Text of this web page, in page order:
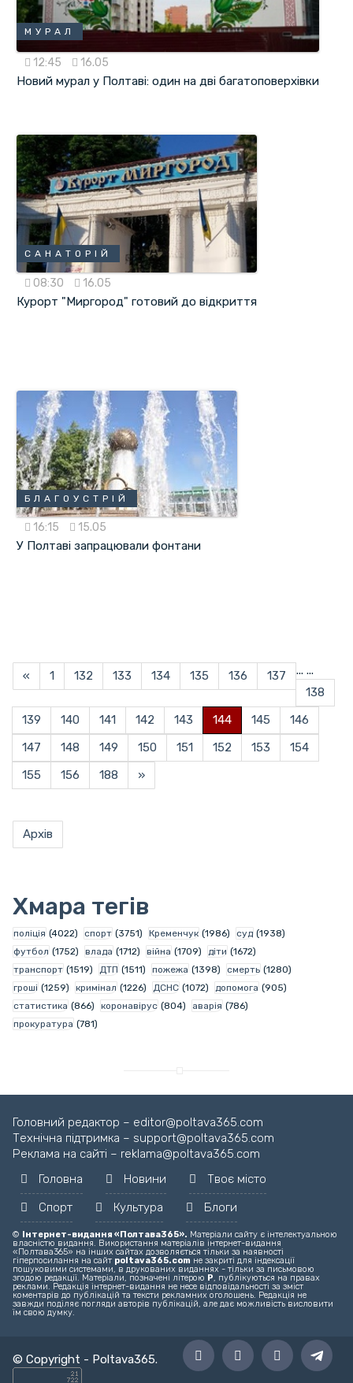
МУРАЛ
12:45 16.05
Новий мурал у Полтаві: один на дві багатоповерхівки
САНАТОРІЙ
08:30 16.05
Курорт "Миргород" готовий до відкриття
БЛАГОУСТРІЙ
16:15 15.05
У Полтаві запрацювали фонтани
« 1 ...
132 133 134 135 136
137
138
139
140 141 142 143 144 145
146
147
148 149 150 151 152 153
154
155
156
...
188 »
Архів
Хмара тегів
поліція (4022) спорт (3751) Кременчук (1986) суд (1938)
футбол (1752) влада (1712) війна (1709) діти (1672)
транспорт (1519) ДТП (1511) пожежа (1398) смерть (1280)
гроші (1259) кримінал (1226) ДСНС (1072) допомога (905)
статистика (866) коронавірус (804) аварія (786)
прокуратура (781)
Головний редактор – editor@poltava365.com
Технічна підтримка – support@poltava365.com
Реклама на сайті – reklama@poltava365.com
Головна
Новини
Твоє місто
Спорт
Культура Блоги
© Інтернет-видання «Полтава365». Матеріали сайту є інтелектуальною
власністю видання. Використання матеріалів інтернет-видання
«Полтава365» на інших сайтах дозволяється тільки за наявності
гіперпосилання на сайт poltava365.com не закриті для індексації
пошуковими системами, в друкованих виданнях - тільки за письмовою
згодою редакції. Матеріали, позначені літерою Р, публікуються на правах
реклами. Редакція інтернет-видання не несе відповідальності за зміст
коментарів до публікацій та тексти рекламних оголошень. Редакція не
завжди поділяє погляди авторів публікацій, але дає можливість висловити
їм свою думку.
© Copyright - Poltava365.